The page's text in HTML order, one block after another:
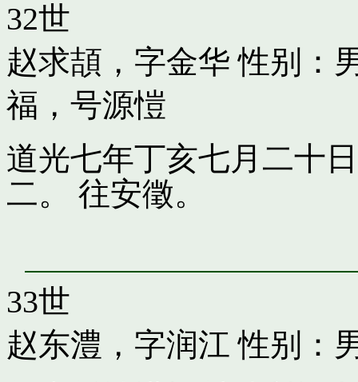
32世
赵求頡，字金华 性别：
福，号源愷
道光七年丁亥七月二十
二。 往安徵。
33世
赵东澧，字润江 性别：